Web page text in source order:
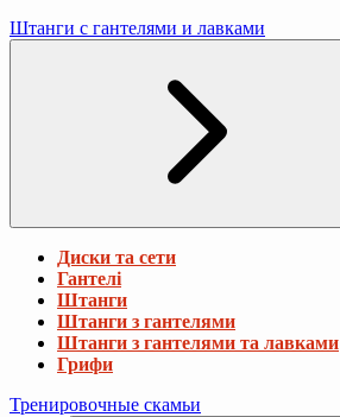
Штанги с гантелями и лавками
Диски та сети
Гантелі
Штанги
Штанги з гантелями
Штанги з гантелями та лавками
Грифи
Тренировочные скамьи